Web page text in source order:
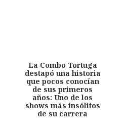
La Combo Tortuga
destapó una historia
que pocos conocían
de sus primeros
años: Uno de los
shows más insólitos
de su carrera